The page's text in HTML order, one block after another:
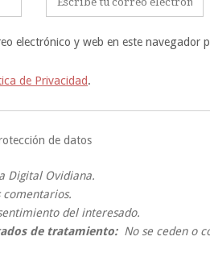
electrónico
electrónico y web en este navegador
de Privacidad.
de datos
Digital Ovidiana.
del interesado.
de tratamiento:No se ceden o